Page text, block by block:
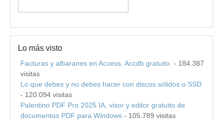
Lo más visto
Facturas y albaranes en Access. Accdb gratuito. - 184.387
visitas
Lo que debes y no debes hacer con discos sólidos o SSD
- 120.094 visitas
Palentino PDF Pro 2025 IA, visor y editor gratuito de
documentos PDF para Windows - 105.789 visitas